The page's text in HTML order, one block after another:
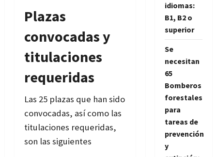
Plazas
convocadas y
titulaciones
requeridas
Las 25 plazas que han sido
convocadas, así como las
titulaciones requeridas,
son las siguientes
idiomas:
B1, B2 o
superior
Se
necesitan
65
Bomberos
forestales
para
tareas de
prevención
y